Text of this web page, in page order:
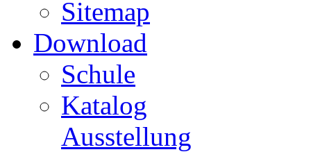
Sitemap
Download
Schule
Katalog
Ausstellung